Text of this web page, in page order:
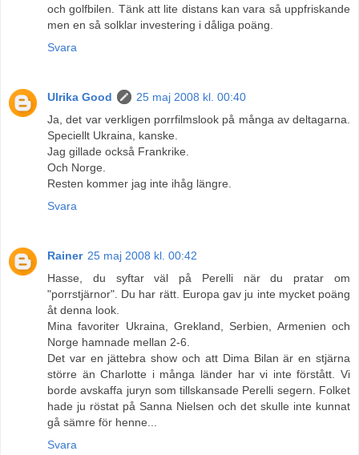
och golfbilen. Tänk att lite distans kan vara så uppfriskande
men en så solklar investering i dåliga poäng.
Svara
Ulrika Good
25 maj 2008 kl. 00:40
Ja, det var verkligen porrfilmslook på många av deltagarna.
Speciellt Ukraina, kanske.
Jag gillade också Frankrike.
Och Norge.
Resten kommer jag inte ihåg längre.
Svara
Rainer 25 maj 2008 kl. 00:42
Hasse, du syftar väl på Perelli när du pratar om
"porrstjärnor". Du har rätt. Europa gav ju inte mycket poäng
åt denna look.
Mina favoriter Ukraina, Grekland, Serbien, Armenien och
Norge hamnade mellan 2-6.
Det var en jättebra show och att Dima Bilan är en stjärna
större än Charlotte i många länder har vi inte förstått. Vi
borde avskaffa juryn som tillskansade Perelli segern. Folket
hade ju röstat på Sanna Nielsen och det skulle inte kunnat
gå sämre för henne...
Svara